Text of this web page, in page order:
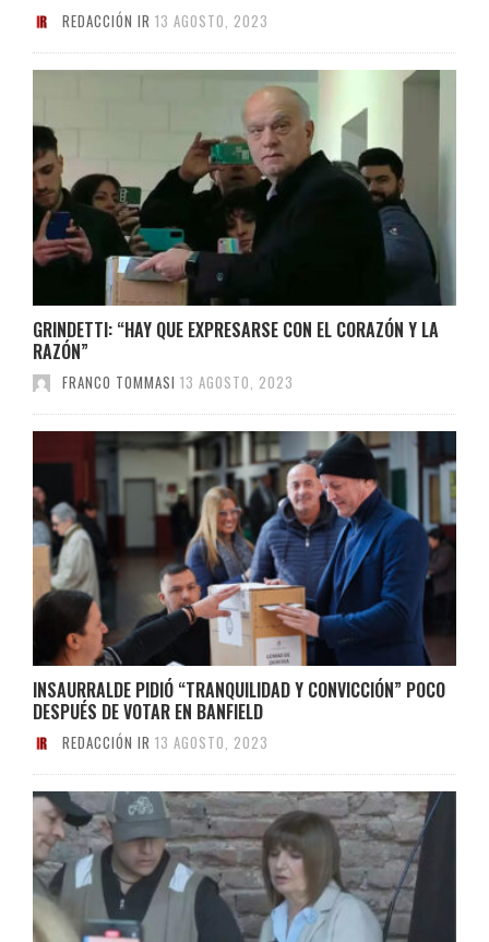
REDACCIÓN IR 13 AGOSTO, 2023
GRINDETTI: “HAY QUE EXPRESARSE CON EL CORAZÓN Y LA
RAZÓN”
FRANCO TOMMASI 13 AGOSTO, 2023
INSAURRALDE PIDIÓ “TRANQUILIDAD Y CONVICCIÓN” POCO
DESPUÉS DE VOTAR EN BANFIELD
REDACCIÓN IR 13 AGOSTO, 2023